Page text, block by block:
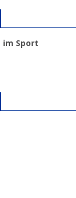
Sport